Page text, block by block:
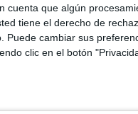
cuenta que algún
tiene el derecho de
Puede cambiar sus
clic en el botón